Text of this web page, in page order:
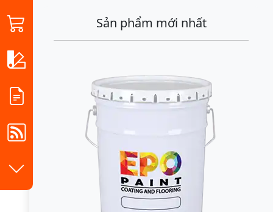
Sản phẩm mới nhất